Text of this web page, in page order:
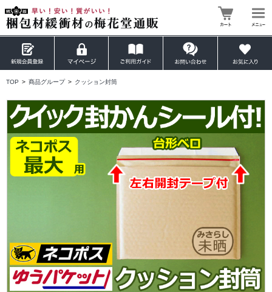
TOP > 商品グループ > クッション封筒